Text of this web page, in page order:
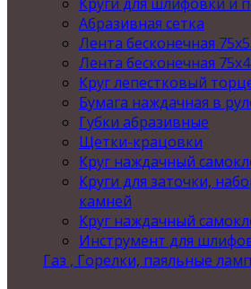
Абразивная сетка
Лента бесконечная
Лента бесконечная
Круг лепестковый
Бумага наждачная в
Губки абразивные
Щетки-крацовки
Круг наждачный
Круги для заточки,
камней
Круг наждачный
Инструмент для
Газ , Горелки, паяльные